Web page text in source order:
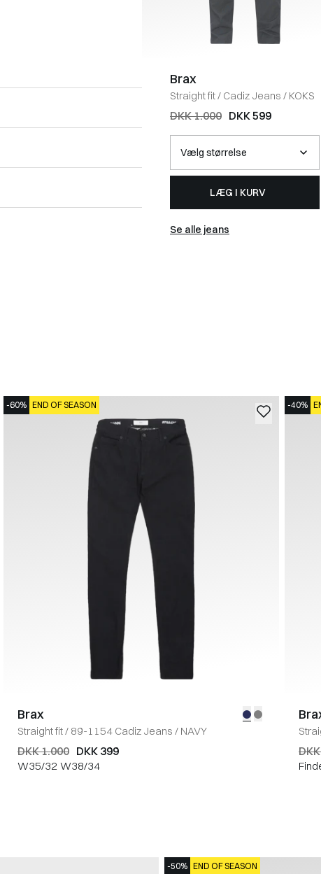
Brax
Straight fit/ Cadiz Jeans / KOKS
DKK 1.000 DKK 599
LÆG I KURV
Se alle jeans
-60% END OF SEASON
Brax
Straight fit/ 89-1154 Cadiz Jeans / NAVY
DKK 1.000 DKK 399
W35/32 W38/34
-40%
-50% END OF SEASON